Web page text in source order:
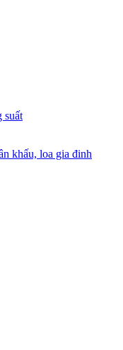
suất
khấu, loa gia đinh